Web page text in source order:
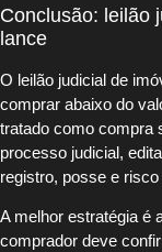
Conclusão: leilão
lance
O leilão judicial de
comprar abaixo do
tratado como compra
processo judicial,
registro, posse e
A melhor estratégia é
comprador deve